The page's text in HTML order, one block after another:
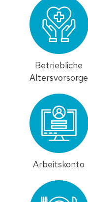
Betriebliche
Altersvorsorge
Arbeitskonto